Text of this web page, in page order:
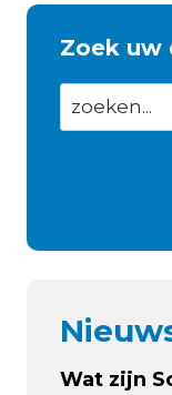
Zoek uw
Wat zijn